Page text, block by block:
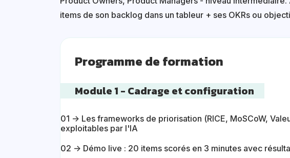
items de son backlog dans un tableur + ses OKRs ou
Programme de formation
Module 1 - Cadrage et configuration
01 → Les frameworks de priorisation (RICE, MoSCoW,
exploitables par l'IA
02 → Démo live : 20 items scorés en 3 minutes avec